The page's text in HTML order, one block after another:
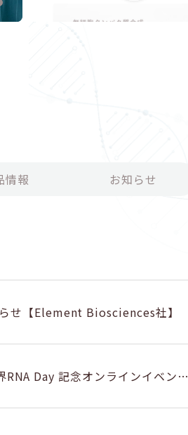
情報 お知らせ
せ【Element Biosciences社】
Day 記念オンラインイベント